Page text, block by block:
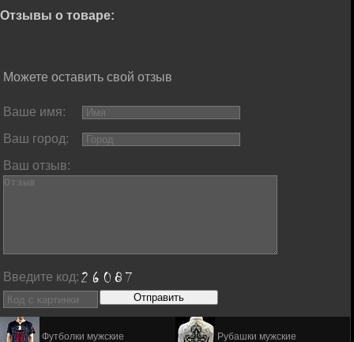
Футболки мужские Рубашки мужские
Отзывы о товаре:
Можете оставить свой отзыв
Ваше имя:
Ваш город:
Ваш отзыв:
Введите код: